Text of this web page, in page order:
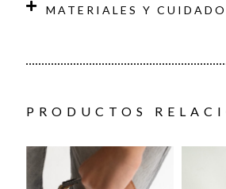
MATERIALES Y
PRODUCTOS